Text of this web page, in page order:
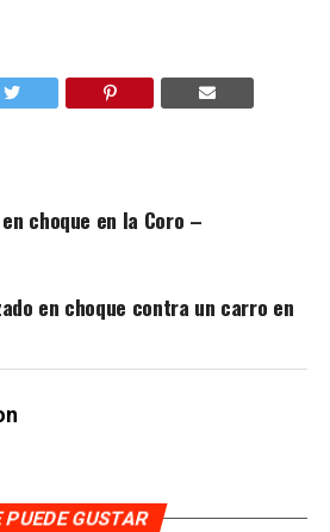
choque en la Coro –
en choque contra un carro en
PUEDE GUSTAR